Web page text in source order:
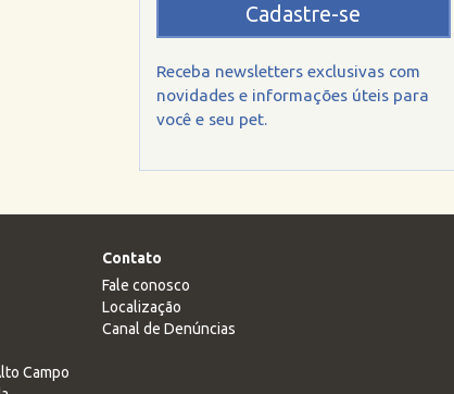
Cadastre-se
Receba newsletters exclusivas com
novidades e informações úteis para
você e seu pet.
Campo
Contato
Fale conosco
Localização
Canal de Denúncias